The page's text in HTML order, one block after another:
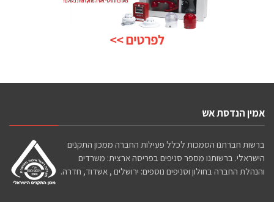
אמין הנדסת אש
ברשות חברתנו הסמכות לכלל פעילות החברה ממכון התקנים
הישראלי. ברשותנו מספר סניפים בפריסה ארצית: משרדים
והנהלת החברה בחולון וסניפים נוספים: ירושלים , אשדוד, חדרה.